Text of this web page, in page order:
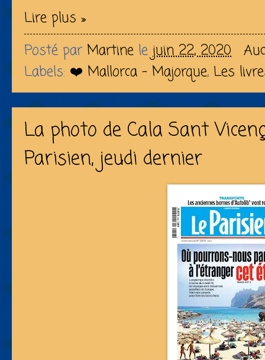
Lire plus »
Posté par Martine le juin 22, 2020
Labels: ❤️ Mallorca - Majorque, Les
La photo de Cala Sant
Parisien, jeudi dernier